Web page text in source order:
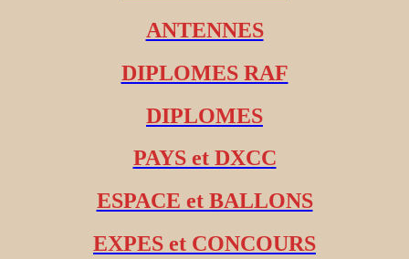
ANTENNES
DIPLOMES RAF
DIPLOMES
PAYS et DXCC
ESPACE et BALLONS
EXPES et CONCOURS